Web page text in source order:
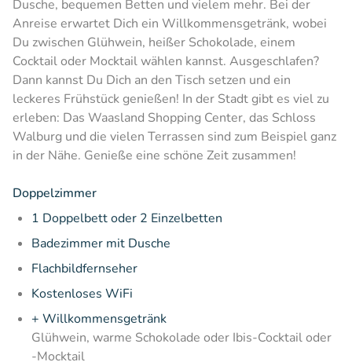
Dusche, bequemen Betten und vielem mehr. Bei der
Anreise erwartet Dich ein Willkommensgetränk, wobei
Du zwischen Glühwein, heißer Schokolade, einem
Cocktail oder Mocktail wählen kannst. Ausgeschlafen?
Dann kannst Du Dich an den Tisch setzen und ein
leckeres Frühstück genießen! In der Stadt gibt es viel zu
erleben: Das Waasland Shopping Center, das Schloss
Walburg und die vielen Terrassen sind zum Beispiel ganz
in der Nähe. Genieße eine schöne Zeit zusammen!
Doppelzimmer
1 Doppelbett oder 2 Einzelbetten
Badezimmer mit Dusche
Flachbildfernseher
Kostenloses WiFi
+ Willkommensgetränk
Glühwein, warme Schokolade oder Ibis-Cocktail oder
-Mocktail